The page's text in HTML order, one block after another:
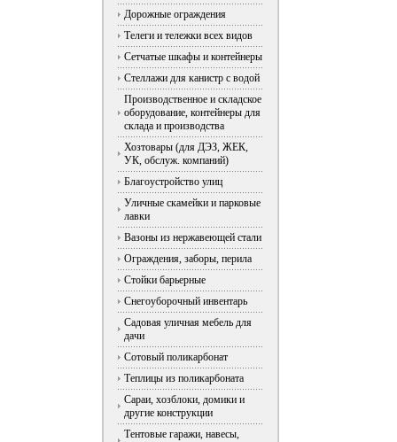
Дорожные ограждения
Телеги и тележки всех видов
Сетчатые шкафы и контейнеры
Стеллажи для канистр с водой
Производственное и складское
оборудование, контейнеры для
склада и производства
Хозтовары (для ДЭЗ, ЖЕК,
УК, обслуж. компаний)
Благоустройство улиц
Уличные скамейки и парковые
лавки
Вазоны из нержавеющей стали
Ограждения, заборы, перила
Стойки барьерные
Снегоуборочный инвентарь
Садовая уличная мебель для
дачи
Сотовый поликарбонат
Теплицы из поликарбоната
Сараи, хозблоки, домики и
другие конструкции
Тентовые гаражи, навесы,